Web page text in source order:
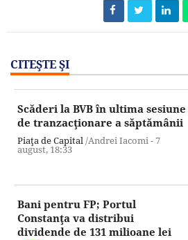
CITEŞTE ŞI
Scăderi la BVB în ultima sesiune
de tranzacţionare a săptămânii
Piaţa de Capital/Andrei Iacomi -7
august, 18:33
Bani pentru FP; Portul
Constanţa va distribui
dividende de 131 milioane lei